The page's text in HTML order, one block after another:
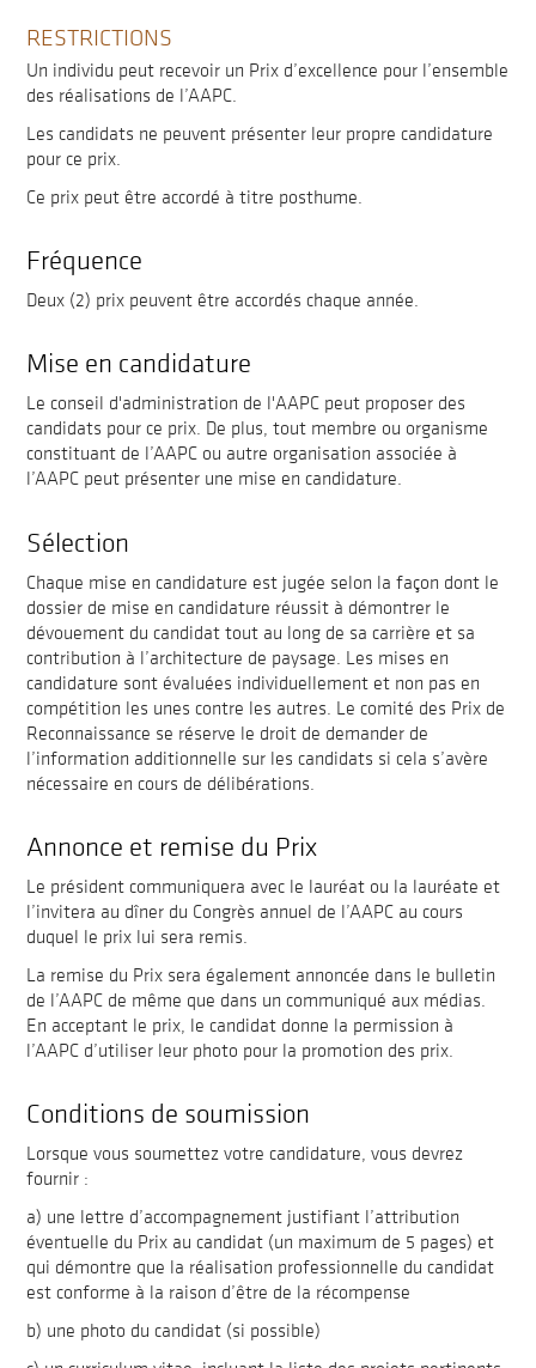
RESTRICTIONS
Un individu peut recevoir un Prix d’excellence pour l’ensemble
des réalisations de l’AAPC.
Les candidats ne peuvent présenter leur propre candidature
pour ce prix.
Ce prix peut être accordé à titre posthume.
Fréquence
Deux (2) prix peuvent être accordés chaque année.
Mise en candidature
Le conseil d'administration de l'AAPC peut proposer des
candidats pour ce prix. De plus, tout membre ou organisme
constituant de l’AAPC ou autre organisation associée à
l’AAPC peut présenter une mise en candidature.
Sélection
Chaque mise en candidature est jugée selon la façon dont le
dossier de mise en candidature réussit à démontrer le
dévouement du candidat tout au long de sa carrière et sa
contribution à l’architecture de paysage. Les mises en
candidature sont évaluées individuellement et non pas en
compétition les unes contre les autres. Le comité des Prix de
Reconnaissance se réserve le droit de demander de
l’information additionnelle sur les candidats si cela s’avère
nécessaire en cours de délibérations.
Annonce et remise du Prix
Le président communiquera avec le lauréat ou la lauréate et
l’invitera au dîner du Congrès annuel de l’AAPC au cours
duquel le prix lui sera remis.
La remise du Prix sera également annoncée dans le bulletin
de l’AAPC de même que dans un communiqué aux médias.
En acceptant le prix, le candidat donne la permission à
l’AAPC d’utiliser leur photo pour la promotion des prix.
Conditions de soumission
Lorsque vous soumettez votre candidature, vous devrez
fournir :
a) une lettre d’accompagnement justifiant l’attribution
éventuelle du Prix au candidat (un maximum de 5 pages) et
qui démontre que la réalisation professionnelle du candidat
est conforme à la raison d’être de la récompense
b) une photo du candidat (si possible)